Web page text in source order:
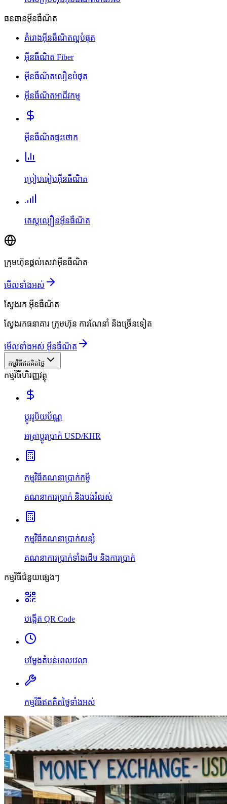
ធនធានអ៊ីនធឺណិត
គំរោងអ៊ីនធឺណិតល្អបំផុត
អ៊ីនធឺណិត Fiber
អ៊ីនធឺណិតលឿនបំផុត
អ៊ីនធឺណិតអាជីវកម្ម
អ៊ីនធឺណិតផ្ទះថោក
ប្រៀបធៀបអ៊ីនធឺណិត
តេស្តល្បឿនអ៊ីនធឺណិត
ក្រុមហ៊ុនផ្តល់សេវាអ៊ីនធឺណិត
មើលទាំងអស់
ស្វែងរក អ៊ីនធឺណិត
ស្វែងរកធនាគារ ក្រុមហ៊ុន ការណែនាំ និងច្រើនទៀត
មើលទាំងអស់ អ៊ីនធឺណិត
កម្មវិធីឥតគិតថ្លៃ
កម្មវិធីហិរញ្ញវត្ថុ
ប្ដូររូបិយប័ណ្ណ
អត្រាប្ដូរប្រាក់ USD/KHR
កម្មវិធីគណនាប្រាក់កម្ចី
គណនាការប្រាក់ និងបង់រំលស់
កម្មវិធីគណនាប្រាក់សន្សំ
គណនាការប្រាក់ទាំងដើម និងការប្រាក់
កម្មវិធីជំនួយផ្សេងៗ
បង្កើត QR Code
បម្លែងតំបន់ពេលវេលា
កម្មវិធីឥតគិតថ្លៃទាំងអស់